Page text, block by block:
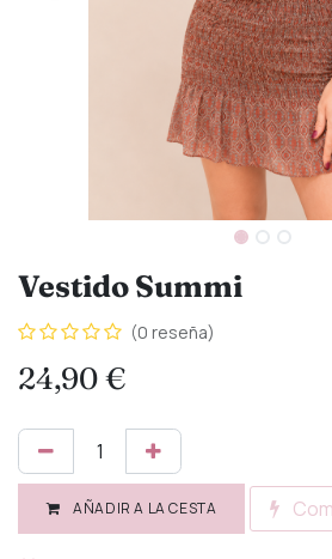
Vestido Summi
(0 reseña)
24,90€
AÑADIR A LA CESTA